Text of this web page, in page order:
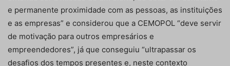
e permanente proximidade com as pessoas, as instituições
e as empresas” e considerou que a CEMOPOL “deve servir
de motivação para outros empresários e
empreendedores”, já que conseguiu “ultrapassar os
desafios dos tempos presentes e, neste contexto